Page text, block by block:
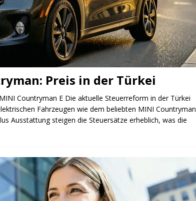
Preis in der Türkei
Countryman E Die aktuelle Steuerreform in der Türkei
Fahrzeugen wie dem beliebten MINI Countryman
Ausstattung steigen die Steuersätze erheblich, was die